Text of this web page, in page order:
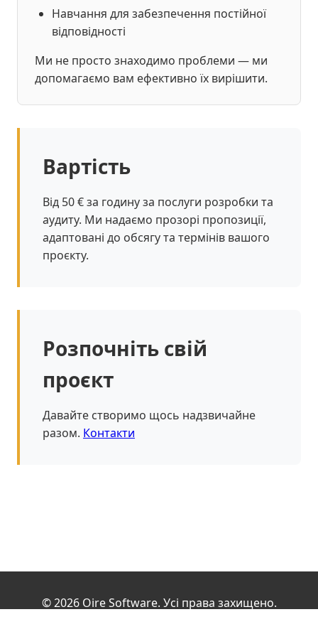
Навчання для забезпечення постійної
відповідності
Ми не просто знаходимо проблеми — ми
допомагаємо вам ефективно їх вирішити.
Вартість
Від 50 € за годину за послуги розробки та
аудиту. Ми надаємо прозорі пропозиції,
адаптовані до обсягу та термінів вашого
проєкту.
Розпочніть свій
проєкт
Давайте створимо щось надзвичайне
разом. Контакти
© 2026 Oire Software. Усі права захищено.